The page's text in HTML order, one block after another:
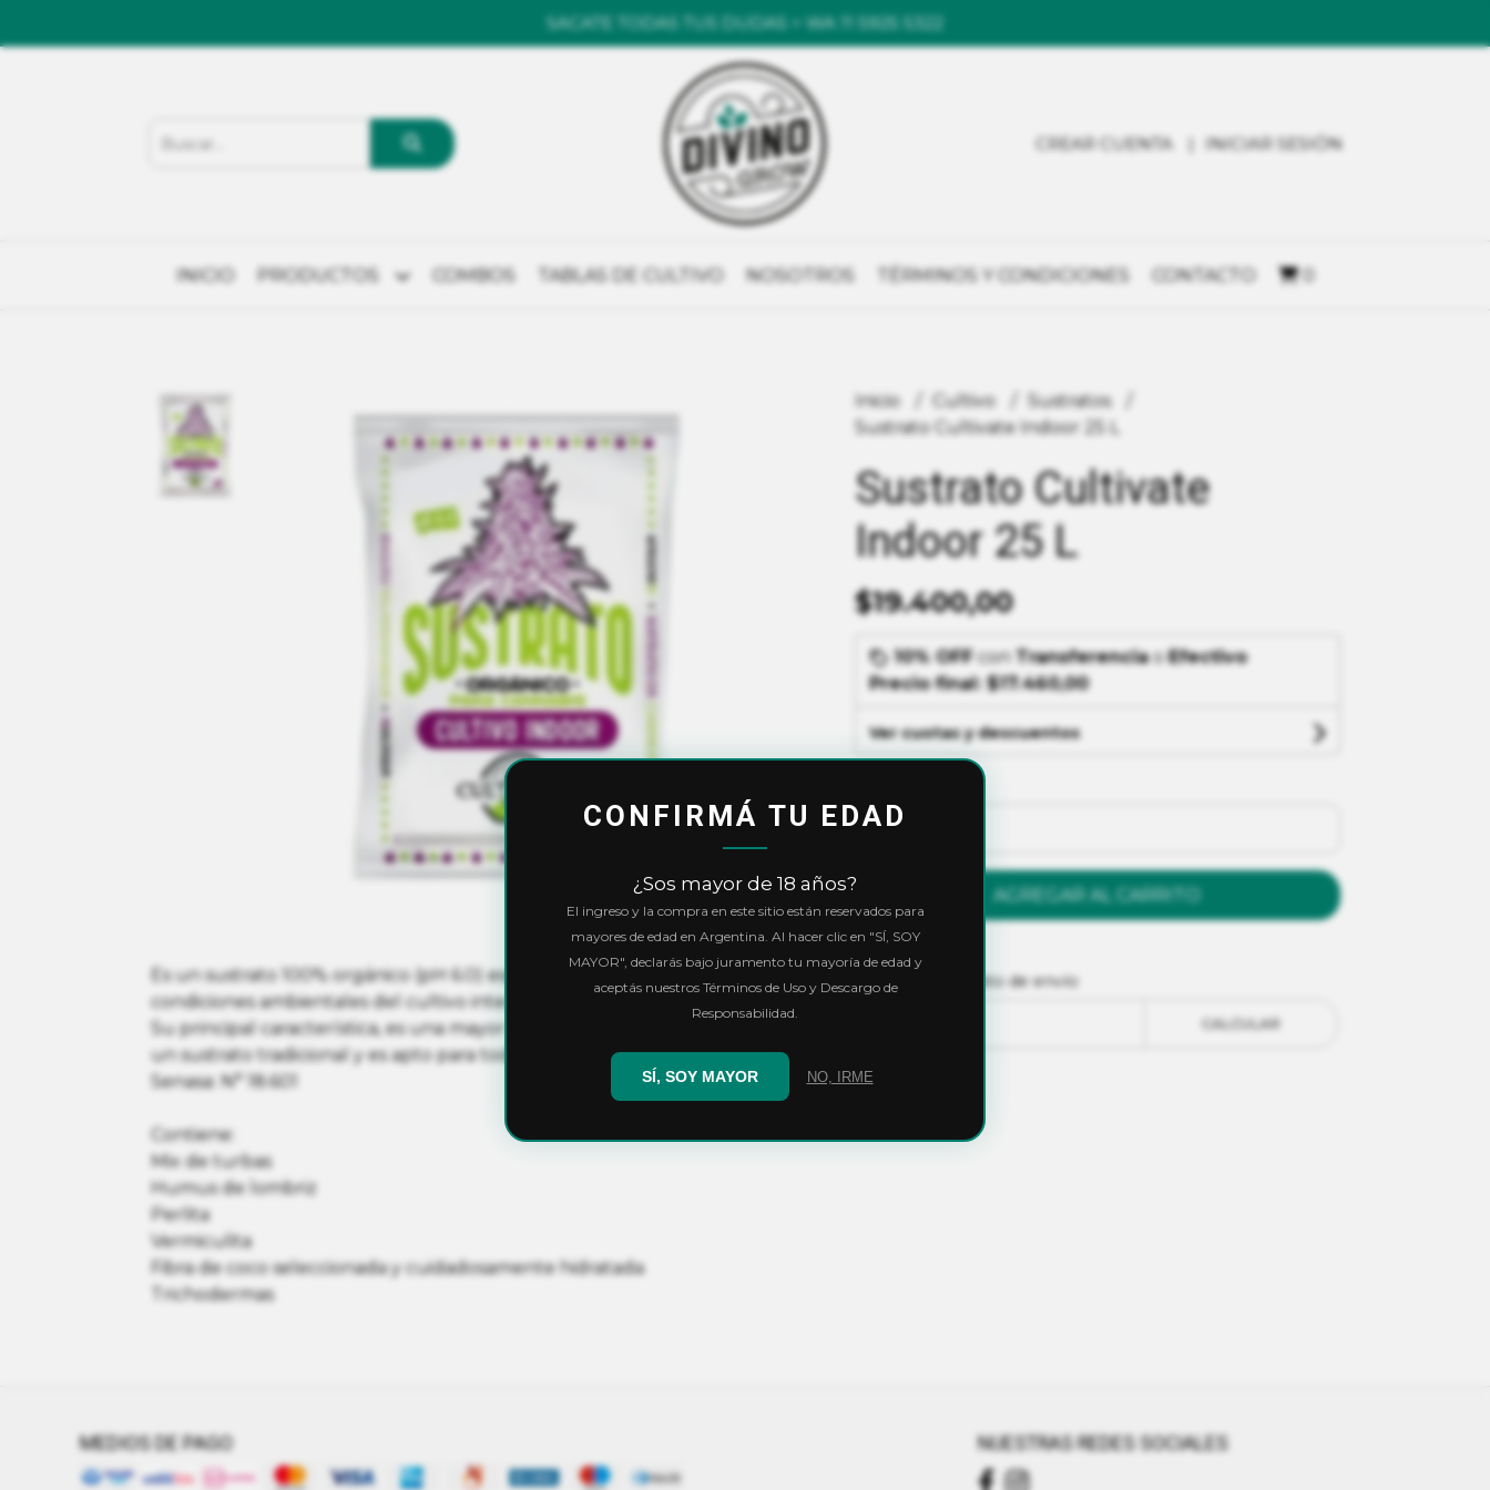
SACATE TODAS TUS DUDAS > WA 11 5925 5322
CREAR CUENTA INICIAR SESIÓN
INICIO PRODUCTOS COMBOS TABLAS DE CULTIVO NOSOTROS TÉRMINOS Y CONDICIONES CONTACTO
Es un sustrato 100% orgánico (pH 6.0) especialmente diseñado para las
condiciones ambientales del cultivo interior.
Su principal característica, es una mayor esponjosidad y porosidad que
un sustrato tradicional y es apto para todo el ciclo de cultivo.
Senasa: N° 18.601
Contiene:
Mix de turbas
Humus de lombriz
Perlita
Vermiculita
Fibra de coco seleccionada y cuidadosamente hidratada
Trichodermas
Inicio Cultivo
Sustratos
Sustrato Cultivate Indoor 25 L
Sustrato Cultivate
Indoor 25 L
$19.400,00
10% OFFcon TransferenciaoEfectivo
Precio final:$17.460,00
Ver cuotas y descuentos
AGREGAR AL CARRITO
Calculá el costo de envío
CALCULAR
MEDIOS DE PAGO NUESTRAS REDES SOCIALES
CONFIRMÁ TU EDAD
¿Sos mayor de 18 años?
El ingreso y la compra en este sitio están reservados para
mayores de edad en Argentina. Al hacer clic en "SÍ, SOY
MAYOR", declarás bajo juramento tu mayoría de edad y
aceptás nuestros Términos de Uso y Descargo de
Responsabilidad.
SÍ, SOY MAYOR NO, IRME